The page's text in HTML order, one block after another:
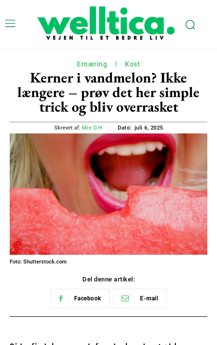
Ernæring Kost
Kerner i vandmelon? Ikke
længere – prøv det her simple
trick og bliv overrasket
Skrevet af: Mie D.H Dato: juli 6, 2025
Foto: Shutterstock.com
Del denne artikel:
Facebook E-mail